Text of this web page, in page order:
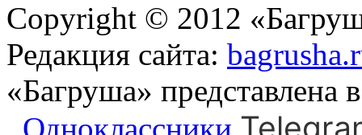
Copyright © 2012
Редакция сайта:
«Багруша» представлена